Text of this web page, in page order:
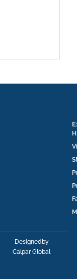
Designedby
Calpar Global